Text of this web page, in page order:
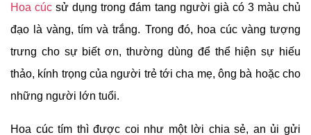
Hoa cúc sử dụng trong đám tang người già có 3 màu chủ
đạo là vàng, tím và trắng. Trong đó, hoa cúc vàng tượng
trưng cho sự biết ơn, thường dùng để thể hiện sự hiếu
thảo, kính trọng của người trẻ tới cha mẹ, ông bà hoặc cho
những người lớn tuổi.
Hoa cúc tím thì được coi như một lời chia sẻ, an ủi gửi